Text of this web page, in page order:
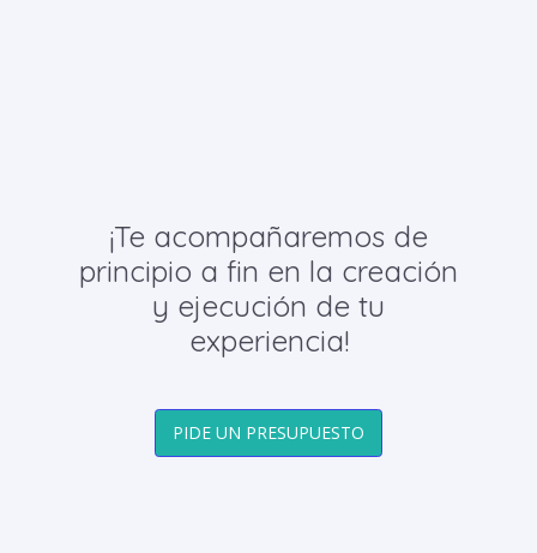
¡Te acompañaremos de
principio a fin en la creación
y ejecución de tu
experiencia!
PIDE UN PRESUPUESTO